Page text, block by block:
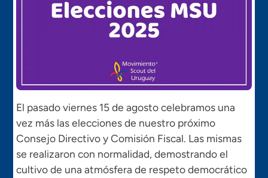
El pasado viernes 15 de agosto celebramos una
vez más las elecciones de nuestro próximo
Consejo Directivo y Comisión Fiscal. Las mismas
se realizaron con normalidad, demostrando el
cultivo de una atmósfera de respeto democrático